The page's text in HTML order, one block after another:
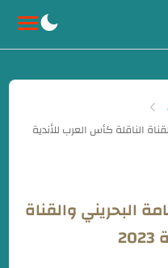
البحريني والقناة